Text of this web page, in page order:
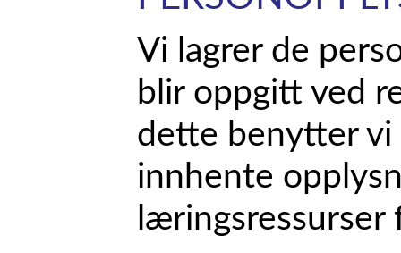
Vi lagrer de
blir oppgitt ved
dette benytter vi
innhente
læringsressurser